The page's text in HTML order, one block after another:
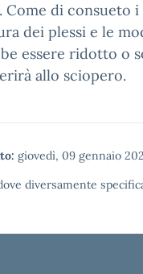
Come di consueto
dei plessi e le
essere ridotto o
allo sciopero.
giovedì, 09 gennaio
diversamente